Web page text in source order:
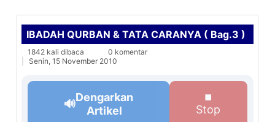
IBADAH QURBAN & TATA CARANYA ( Bag.3 )
1842 kali dibaca
0 komentar
Senin, 15 November 2010
🔊
Dengarkan
Artikel
⏹
Stop